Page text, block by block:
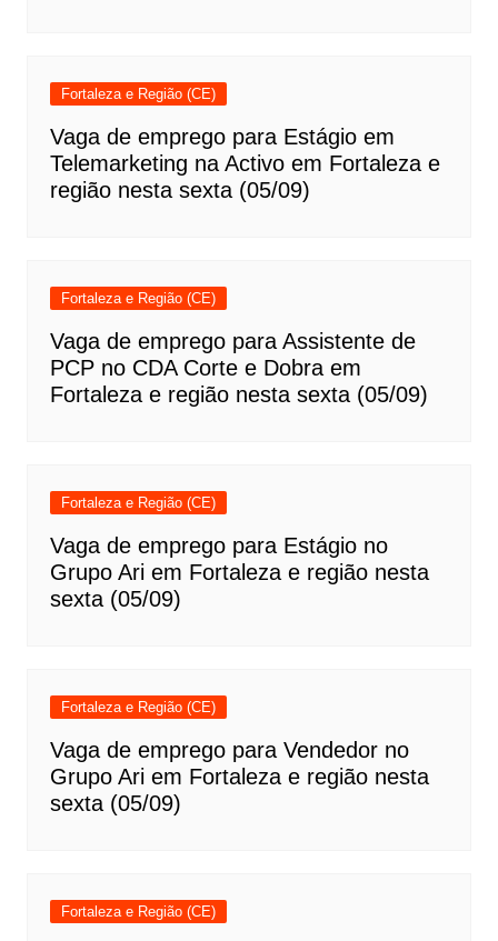
Fortaleza e Região (CE)
Vaga de emprego para Estágio em
Telemarketing na Activo em Fortaleza e
região nesta sexta (05/09)
Fortaleza e Região (CE)
Vaga de emprego para Assistente de
PCP no CDA Corte e Dobra em
Fortaleza e região nesta sexta (05/09)
Fortaleza e Região (CE)
Vaga de emprego para Estágio no
Grupo Ari em Fortaleza e região nesta
sexta (05/09)
Fortaleza e Região (CE)
Vaga de emprego para Vendedor no
Grupo Ari em Fortaleza e região nesta
sexta (05/09)
Fortaleza e Região (CE)